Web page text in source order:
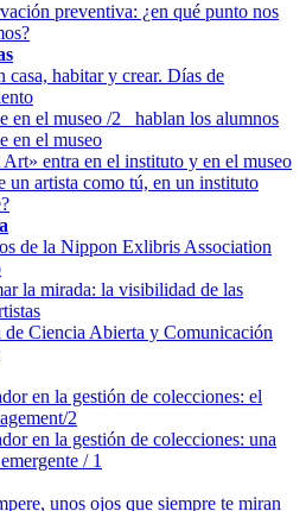
preventiva: ¿en qué punto nos
casa, habitar y crear. Días de
en el museo /2_ hablan los alumnos
en el museo
Art» entra en el instituto y en el museo
un artista como tú, en un instituto
de la Nippon Exlibris Association
la mirada: la visibilidad de las
de Ciencia Abierta y Comunicación
en la gestión de colecciones: el
2
en la gestión de colecciones: una
/ 1
unos ojos que siempre te miran